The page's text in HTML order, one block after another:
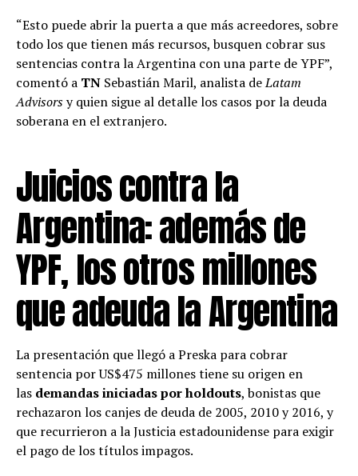
“Esto puede abrir la puerta a que más acreedores, sobre
todo los que tienen más recursos, busquen cobrar sus
sentencias contra la Argentina con una parte de YPF”,
comentó a TN Sebastián Maril, analista deLatam
Advisorsy quien sigue al detalle los casos por la deuda
soberana en el extranjero.
Juicios contra la
Argentina: además de
YPF, los otros millones
que adeuda la Argentina
La presentación que llegó a Preska para cobrar
sentencia por US$475 millones tiene su origen en
las demandas iniciadas por holdouts, bonistas que
rechazaron los canjes de deuda de 2005, 2010 y 2016, y
que recurrieron a la Justicia estadounidense para exigir
el pago de los títulos impagos.